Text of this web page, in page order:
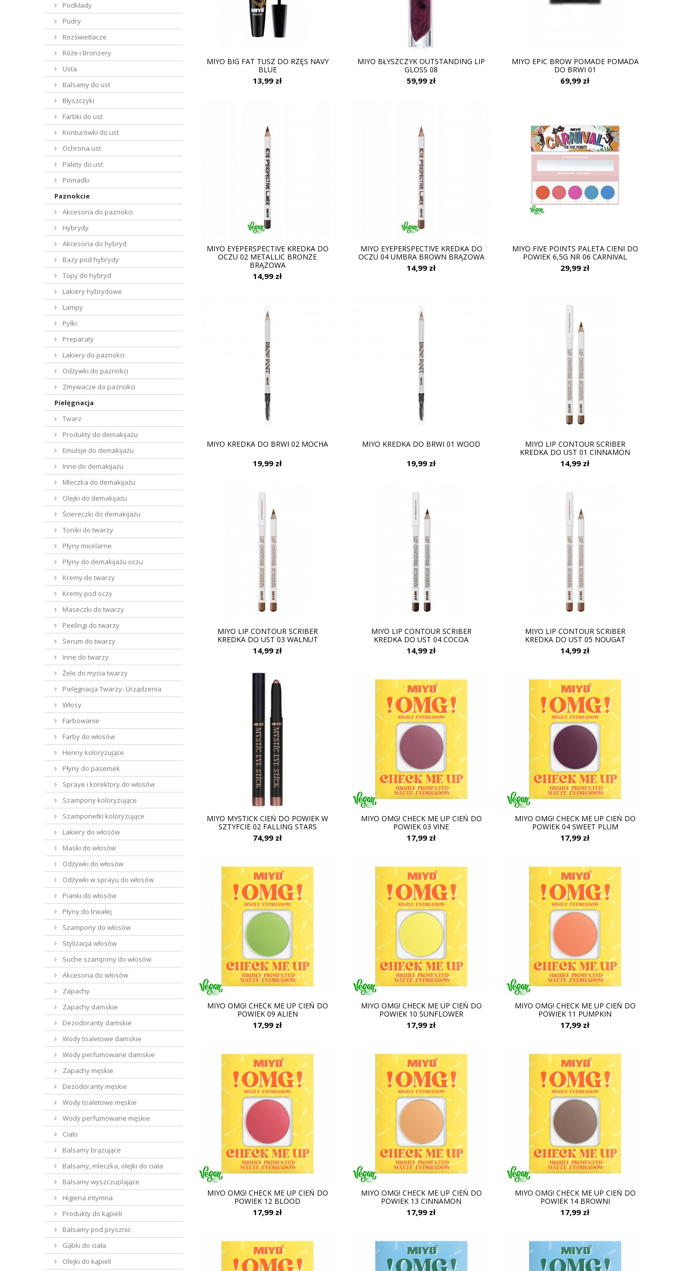
Podkłady
Pudry
Rozświetlacze
Róże i Bronzery
Usta
Balsamy do ust
Błyszczyki
Farbki do ust
Konturówki do ust
Ochrona ust
Palety do ust
Pomadki
Paznokcie
Akcesoria do paznokci
Hybrydy
Akcesoria do hybryd
Bazy pod hybrydy
Topy do hybryd
Lakiery hybrydowe
Lampy
Pyłki
Preparaty
Lakiery do paznokci
Odżywki do paznokci
Zmywacze do paznokci
Pielęgnacja
Twarz
Produkty do demakijażu
Emulsje do demakijażu
Inne do demakijażu
Mleczka do demakijażu
Olejki do demakijażu
Ściereczki do demakijażu
Toniki do twarzy
Płyny micelarne
Płyny do demakijażu oczu
Kremy do twarzy
Kremy pod oczy
Maseczki do twarzy
Peelingi do twarzy
Serum do twarzy
Inne do twarzy
Żele do mycia twarzy
Pielęgnacja Twarzy- Urządzenia
Włosy
Farbowanie
Farby do włosów
Henny koloryzujące
Płyny do pasemek
Spraye i korektory do włosów
Szampony koloryzujące
Szamponetki koloryzujące
Lakiery do włosów
Maski do włosów
Odżywki do włosów
Odżywki w sprayu do włosów
Pianki do włosów
Płyny do trwałej
Szampony do włosów
Stylizacja włosów
Suche szampony do włosów
Akcesoria do włosów
Zapachy
Zapachy damskie
Dezodoranty damskie
Wody toaletowe damskie
Wody perfumowane damskie
Zapachy męskie
Dezodoranty męskie
Wody toaletowe męskie
Wody perfumowane męskie
Ciało
Balsamy brązujące
Balsamy, mleczka, olejki do ciała
Balsamy wyszczuplające
Higiena intymna
Produkty do kąpieli
Balsamy pod prysznic
Gąbki do ciała
Olejki do kąpieli
MIYO BIG FAT TUSZ DO RZĘS NAVY
BLUE
13,99 zł
MIYO BŁYSZCZYK OUTSTANDING LIP
GLOSS 08
59,99 zł
MIYO EPIC BROW POMADE POMADA
DO BRWI 01
69,99 zł
MIYO EYEPERSPECTIVE KREDKA DO
OCZU 02 METALLIC BRONZE
BRĄZOWA
14,99 zł
MIYO EYEPERSPECTIVE KREDKA DO
OCZU 04 UMBRA BROWN BRĄZOWA
14,99 zł
MIYO FIVE POINTS PALETA CIENI DO
POWIEK 6,5G NR 06 CARNIVAL
29,99 zł
MIYO KREDKA DO BRWI 02 MOCHA
19,99 zł
MIYO KREDKA DO BRWI 01 WOOD
19,99 zł
MIYO LIP CONTOUR SCRIBER
KREDKA DO UST 01 CINNAMON
14,99 zł
MIYO LIP CONTOUR SCRIBER
KREDKA DO UST 03 WALNUT
14,99 zł
MIYO LIP CONTOUR SCRIBER
KREDKA DO UST 04 COCOA
14,99 zł
MIYO LIP CONTOUR SCRIBER
KREDKA DO UST 05 NOUGAT
14,99 zł
MIYO MYSTICK CIEŃ DO POWIEK W
SZTYFCIE 02 FALLING STARS
74,99 zł
MIYO OMG! CHECK ME UP CIEŃ DO
POWIEK 03 VINE
17,99 zł
MIYO OMG! CHECK ME UP CIEŃ DO
POWIEK 04 SWEET PLUM
17,99 zł
MIYO OMG! CHECK ME UP CIEŃ DO
POWIEK 09 ALIEN
17,99 zł
MIYO OMG! CHECK ME UP CIEŃ DO
POWIEK 10 SUNFLOWER
17,99 zł
MIYO OMG! CHECK ME UP CIEŃ DO
POWIEK 11 PUMPKIN
17,99 zł
MIYO OMG! CHECK ME UP CIEŃ DO
POWIEK 12 BLOOD
17,99 zł
MIYO OMG! CHECK ME UP CIEŃ DO
POWIEK 13 CINNAMON
17,99 zł
MIYO OMG! CHECK ME UP CIEŃ DO
POWIEK 14 BROWNI
17,99 zł